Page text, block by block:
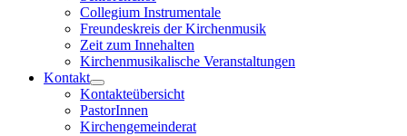
Collegium Instrumentale
Freundeskreis der Kirchenmusik
Zeit zum Innehalten
Kirchenmusikalische Veranstaltungen
Kontakt
Kontakteübersicht
PastorInnen
Kirchengemeinderat